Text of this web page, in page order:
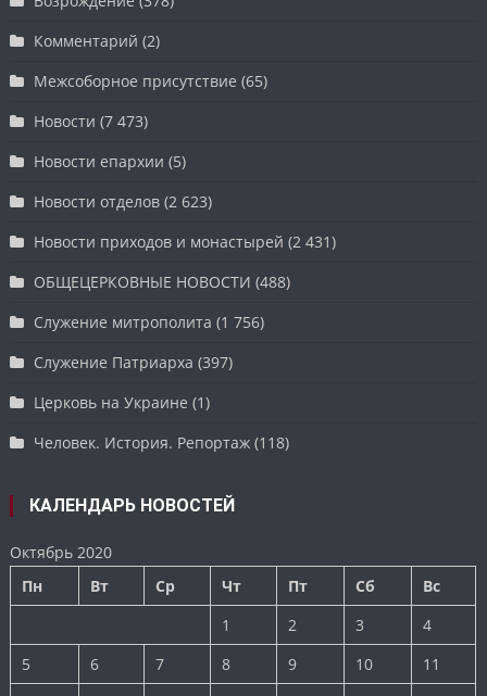
Комментарий (2)
Межсоборное присутствие (65)
Новости (7 473)
Новости епархии (5)
Новости отделов (2 623)
Новости приходов и монастырей (2 431)
ОБЩЕЦЕРКОВНЫЕ НОВОСТИ (488)
Служение митрополита (1 756)
Служение Патриарха (397)
Церковь на Украине (1)
Человек. История. Репортаж (118)
КАЛЕНДАРЬ НОВОСТЕЙ
Октябрь 2020
Пн
Вт Ср Чт Пт Сб
Вс
1
2 3
4
5
6 7 8 9 10
11